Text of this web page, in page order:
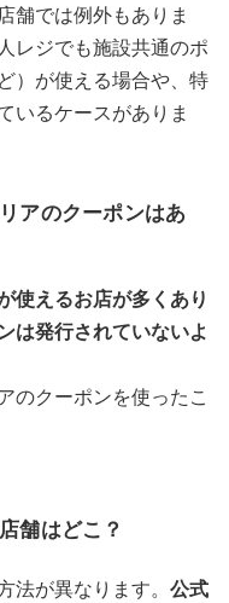
舗では例外もありま
レジでも施設共通のポ
）が使える場合や、特
いるケースがありま
アのクーポンはあ
使えるお店が多くあり
は発行されていないよ
のクーポンを使ったこ
舗はどこ？
法が異なります。 公式